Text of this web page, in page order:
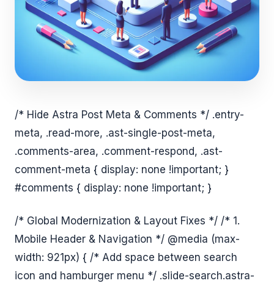
/* Hide Astra Post Meta & Comments */ .entry-
meta, .read-more, .ast-single-post-meta,
.comments-area, .comment-respond, .ast-
comment-meta { display: none !important; }
#comments { display: none !important; }
/* Global Modernization & Layout Fixes */ /* 1.
Mobile Header & Navigation */ @media (max-
width: 921px) { /* Add space between search
icon and hamburger menu */ .slide-search.astra-